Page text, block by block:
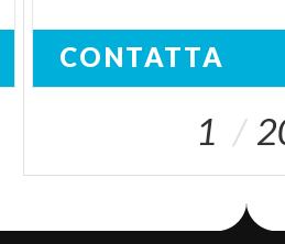
CONTATTA
1